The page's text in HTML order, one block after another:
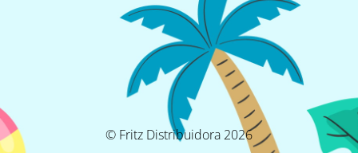
© Fritz Distribuidora 2026